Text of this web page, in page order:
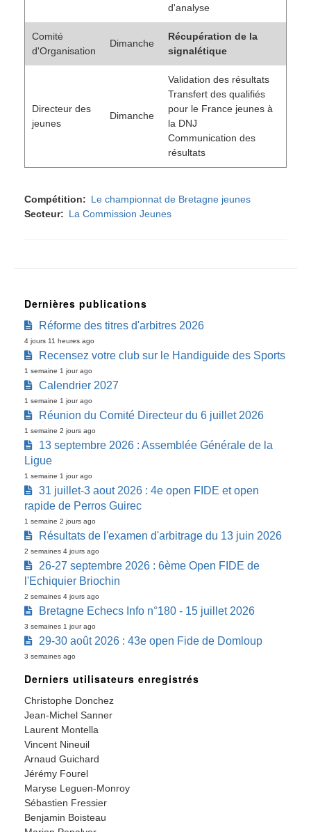
d'analyse
Comité
d'Organisation
Dimanche
Récupération de la
signalétique
Directeur des
jeunes
Dimanche
Validation des résultats
Transfert des qualifiés
pour le France jeunes à
la DNJ
Communication des
résultats
Compétition
Le championnat de Bretagne jeunes
Secteur
La Commission Jeunes
Dernières publications
Réforme des titres d'arbitres 2026
4 jours 11 heures ago
Recensez votre club sur le Handiguide des Sports
1 semaine 1 jour ago
Calendrier 2027
1 semaine 1 jour ago
Réunion du Comité Directeur du 6 juillet 2026
1 semaine 2 jours ago
13 septembre 2026 : Assemblée Générale de la
Ligue
1 semaine 1 jour ago
31 juillet-3 aout 2026 : 4e open FIDE et open
rapide de Perros Guirec
1 semaine 2 jours ago
Résultats de l'examen d'arbitrage du 13 juin 2026
2 semaines 4 jours ago
26-27 septembre 2026 : 6ème Open FIDE de
l'Echiquier Briochin
2 semaines 4 jours ago
Bretagne Echecs Info n°180 - 15 juillet 2026
3 semaines 1 jour ago
29-30 août 2026 : 43e open Fide de Domloup
3 semaines ago
Derniers utilisateurs enregistrés
Christophe Donchez
Jean-Michel Sanner
Laurent Montella
Vincent Nineuil
Arnaud Guichard
Jérémy Fourel
Maryse Leguen-Monroy
Sébastien Fressier
Benjamin Boisteau